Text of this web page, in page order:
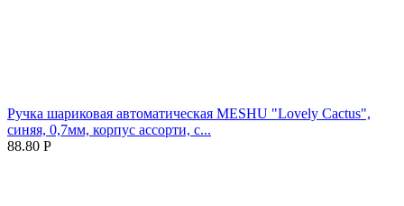
Ручка шариковая автоматическая MESHU "Lovely Cactus",
синяя, 0,7мм, корпус ассорти, с...
88.80 Р